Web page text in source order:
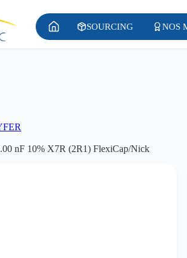
SOURCING NOS
nF 10% X7R (2R1) FlexiCap/Nick